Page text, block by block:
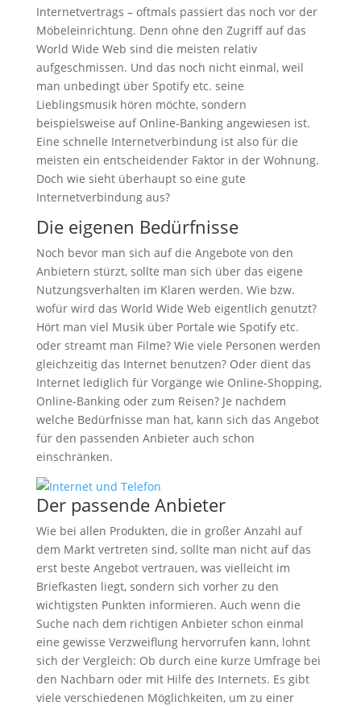
Internetvertrags – oftmals passiert das noch vor der
Möbeleinrichtung. Denn ohne den Zugriff auf das
World Wide Web sind die meisten relativ
aufgeschmissen. Und das noch nicht einmal, weil
man unbedingt über Spotify etc. seine
Lieblingsmusik hören möchte, sondern
beispielsweise auf Online-Banking angewiesen ist.
Eine schnelle Internetverbindung ist also für die
meisten ein entscheidender Faktor in der Wohnung.
Doch wie sieht überhaupt so eine gute
Internetverbindung aus?
Die eigenen Bedürfnisse
Noch bevor man sich auf die Angebote von den
Anbietern stürzt, sollte man sich über das eigene
Nutzungsverhalten im Klaren werden. Wie bzw.
wofür wird das World Wide Web eigentlich genutzt?
Hört man viel Musik über Portale wie Spotify etc.
oder streamt man Filme? Wie viele Personen werden
gleichzeitig das Internet benutzen? Oder dient das
Internet lediglich für Vorgänge wie Online-Shopping,
Online-Banking oder zum Reisen? Je nachdem
welche Bedürfnisse man hat, kann sich das Angebot
für den passenden Anbieter auch schon
einschränken.
Der passende Anbieter
Wie bei allen Produkten, die in großer Anzahl auf
dem Markt vertreten sind, sollte man nicht auf das
erst beste Angebot vertrauen, was vielleicht im
Briefkasten liegt, sondern sich vorher zu den
wichtigsten Punkten informieren. Auch wenn die
Suche nach dem richtigen Anbieter schon einmal
eine gewisse Verzweiflung hervorrufen kann, lohnt
sich der Vergleich: Ob durch eine kurze Umfrage bei
den Nachbarn oder mit Hilfe des Internets. Es gibt
viele verschiedenen Möglichkeiten, um zu einer